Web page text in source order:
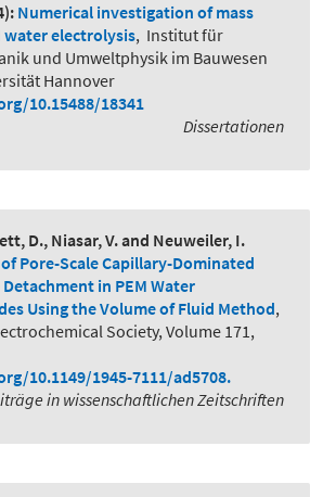
Numerical investigation of mass
electrolysis, Institut für
und Umweltphysik im Bauwesen
Hannover
10.15488/18341
Dissertationen
D., Niasar, V. and Neuweiler, I.
Pore-Scale Capillary-Dominated
in PEM Water
Using the Volume of Fluid Method,
Society, Volume 171,
10.1149/1945-7111/ad5708.
in wissenschaftlichen Zeitschriften